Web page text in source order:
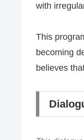
with
This
becoming
believes